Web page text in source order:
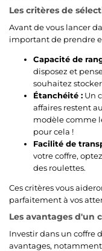
Les critères de
Avant de vous lancer
important de prendre
Capacité de
disposez et
souhaitez
Étanchéité : Un
affaires restent
modèle comme
pour cela !
Facilité de
votre coffre,
des roulettes.
Ces critères vous
parfaitement à vos
Les avantages d'un
Investir dans un coffre
avantages, notamment